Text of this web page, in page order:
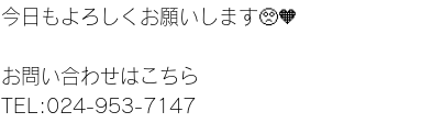
今日もよろしくお願いします🥺🧡
お問い合わせはこちら
TEL:024-953-7147